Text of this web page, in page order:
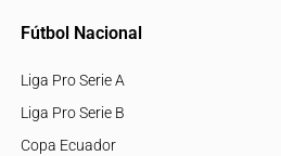
Fútbol Nacional
Liga Pro Serie A
Liga Pro Serie B
Copa Ecuador